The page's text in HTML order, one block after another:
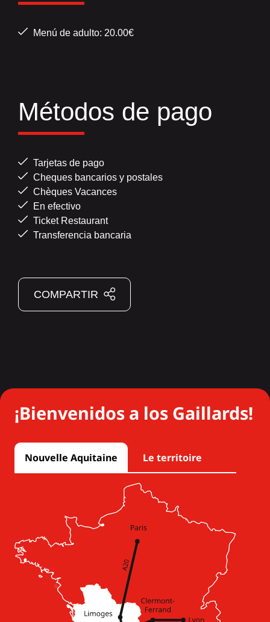
Menú de adulto: 20.00€
Métodos de pago
Tarjetas de pago
Cheques bancarios y postales
Chèques Vacances
En efectivo
Ticket Restaurant
Transferencia bancaria
COMPARTIR
¡Bienvenidos a los Gaillards!
Nouvelle Aquitaine Le territoire